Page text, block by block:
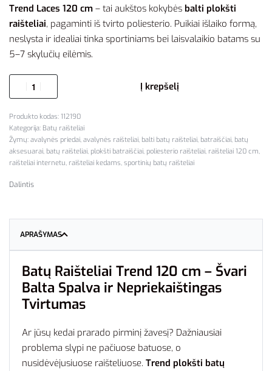
Trend Laces 120 cm – tai aukštos kokybės balti plokšti
raišteliai, pagaminti iš tvirto poliesterio. Puikiai išlaiko formą,
neslysta ir idealiai tinka sportiniams bei laisvalaikio batams su
5–7 skylučių eilėmis.
Į krepšelį
112190
Kategorija: Batų raišteliai
Žymų: avalynės priedai, avalynės raišteliai, balti batų raišteliai, batraiščiai, batų
aksesuarai, batų raišteliai, plokšti batraiščiai, poliesterio raišteliai, raišteliai 120 cm,
raišteliai internetu, raišteliai kedams, sportinių batų raišteliai
Dalintis
APRAŠYMAS
Batų Raišteliai Trend 120 cm – Švari
Balta Spalva ir Nepriekaištingas
Tvirtumas
Ar jūsų kedai prarado pirminį žavesį? Dažniausiai
problema slypi ne pačiuose batuose, o
nusidėvėjusiuose raišteliuose. Trend plokšti batų